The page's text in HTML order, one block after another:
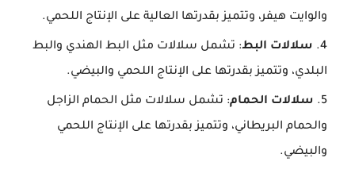
والوايت هيفر، وتتميز بقدرتها العالية على الإنتاج اللحمي.
سلالات البط: تشمل سلالات مثل البط الهندي والبط
البلدي، وتتميز بقدرتها على الإنتاج اللحمي والبيضي.
سلالات الحمام: تشمل سلالات مثل الحمام الزاجل
والحمام البريطاني، وتتميز بقدرتها على الإنتاج اللحمي
والبيضي.